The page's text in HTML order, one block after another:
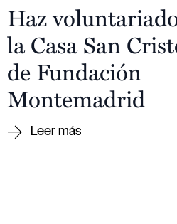
Haz
la Casa San
de Fundación
Montemadrid